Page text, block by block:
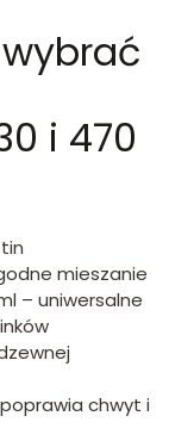
i 470
mieszanie
– uniwersalne
chwyt i